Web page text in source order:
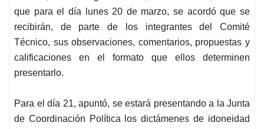
que para el día lunes 20 de marzo, se acordó que se
recibirán, de parte de los integrantes del Comité
Técnico, sus observaciones, comentarios, propuestas y
calificaciones en el formato que ellos determinen
presentarlo.
Para el día 21, apuntó, se estará presentando a la Junta
de Coordinación Política los dictámenes de idoneidad